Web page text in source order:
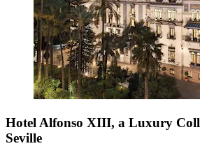
Hotel Alfonso XIII, a Luxury
Seville